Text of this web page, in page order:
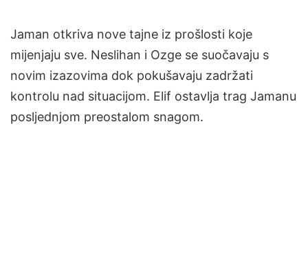
Jaman otkriva nove tajne iz prošlosti koje
mijenjaju sve. Neslihan i Ozge se suočavaju s
novim izazovima dok pokušavaju zadržati
kontrolu nad situacijom. Elif ostavlja trag Jamanu
posljednjom preostalom snagom.